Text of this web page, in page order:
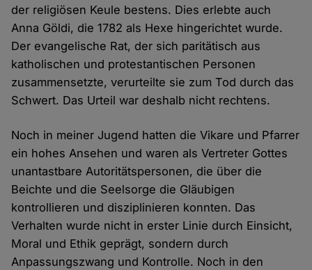
der religiösen Keule bestens. Dies erlebte auch
Anna Göldi, die 1782 als Hexe hingerichtet wurde.
Der evangelische Rat, der sich paritätisch aus
katholischen und protestantischen Personen
zusammensetzte, verurteilte sie zum Tod durch das
Schwert. Das Urteil war deshalb nicht rechtens.
Noch in meiner Jugend hatten die Vikare und Pfarrer
ein hohes Ansehen und waren als Vertreter Gottes
unantastbare Autoritätspersonen, die über die
Beichte und die Seelsorge die Gläubigen
kontrollieren und disziplinieren konnten. Das
Verhalten wurde nicht in erster Linie durch Einsicht,
Moral und Ethik geprägt, sondern durch
Anpassungszwang und Kontrolle. Noch in den